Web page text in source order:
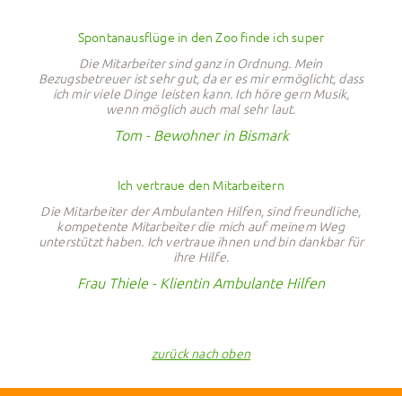
Spontanausflüge in den Zoo finde ich super
Die Mitarbeiter sind ganz in Ordnung. Mein
Bezugsbetreuer ist sehr gut, da er es mir ermöglicht, dass
ich mir viele Dinge leisten kann. Ich höre gern Musik,
wenn möglich auch mal sehr laut.
Tom - Bewohner in Bismark
Ich vertraue den Mitarbeitern
Die Mitarbeiter der Ambulanten Hilfen, sind freundliche,
kompetente Mitarbeiter die mich auf meinem Weg
unterstützt haben. Ich vertraue ihnen und bin dankbar für
ihre Hilfe.
Frau Thiele - Klientin Ambulante Hilfen
zurück nach oben